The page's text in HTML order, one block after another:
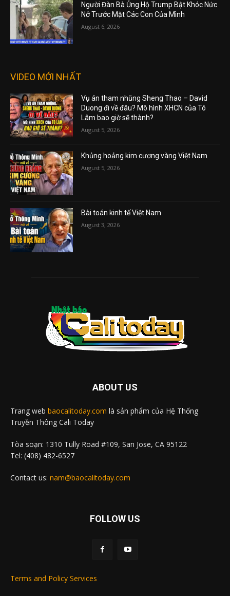
Người Đàn Bà Ủng Hộ Trump Bật Khóc Nức
Nở Trước Mặt Các Con Của Mình
August 6, 2026
VIDEO MỚI NHẤT
Vụ án tham nhũng Sheng Thao – David
Duong đi về đâu? Mô hình XHCN của Tô
Lâm bao giờ sẽ thành?
August 5, 2026
Khủng hoảng kim cương vàng Việt Nam
August 5, 2026
Bài toán kinh tế Việt Nam
August 3, 2026
ABOUT US
Trang web baocalitoday.com là sản phẩm của Hệ Thống
Truyền Thông Cali Today
Tòa soạn: 1310 Tully Road #109, San Jose, CA 95122
Tel: (408) 482-6527
Contact us: nam@baocalitoday.com
FOLLOW US
Terms and Policy Services